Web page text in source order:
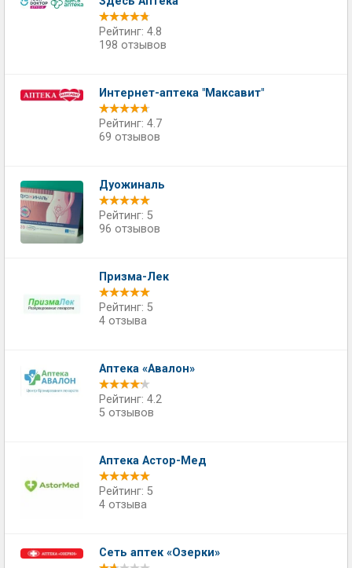
Рейтинг: 4.8
198 отзывов
Интернет-аптека "Максавит"
Рейтинг: 4.7
69 отзывов
Дуожиналь
Рейтинг: 5
96 отзывов
Призма-Лек
Рейтинг: 5
4 отзыва
Аптека «Авалон»
Рейтинг: 4.2
5 отзывов
Аптека Астор-Мед
Рейтинг: 5
4 отзыва
Сеть аптек «Озерки»